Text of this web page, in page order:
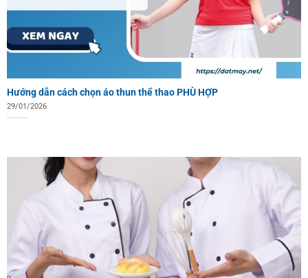
Hướng dẫn cách chọn áo thun thể thao PHÙ HỢP
29/01/2026